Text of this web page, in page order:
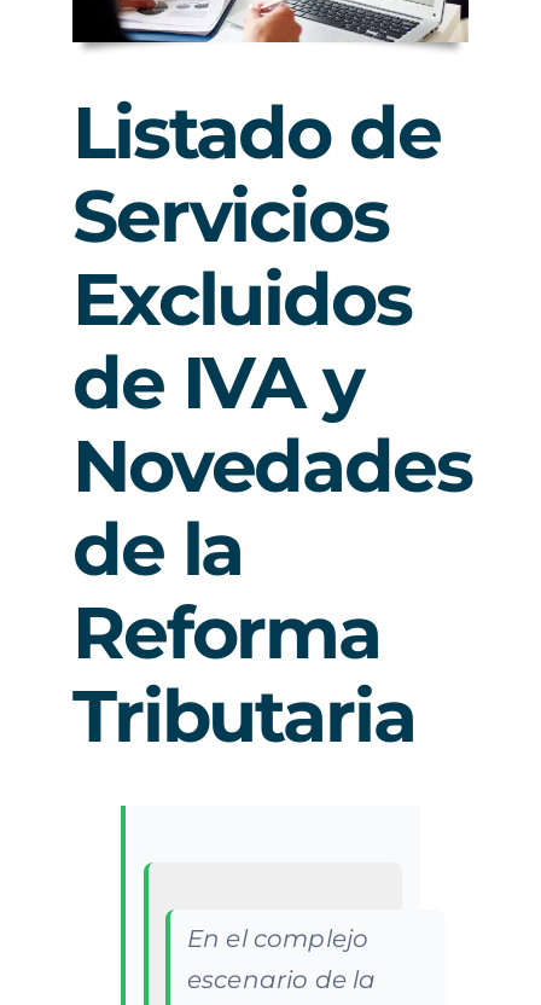
Listado de
Servicios
Excluidos
de IVA y
Novedades
de la
Reforma
Tributaria
En el complejo
escenario de la